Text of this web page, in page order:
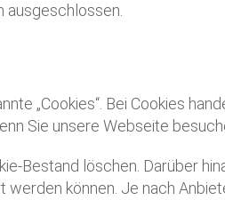
ausgeschlossen.
„Cookies“. Bei Cookies
Sie unsere Webseite
Bestand löschen. Darüber
können. Je nach